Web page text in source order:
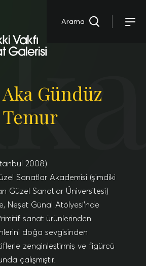
Arama
Aka Gündüz
Temur
2008)
Sanatlar Akademisi (şimdiki
Güzel Sanatlar Üniversitesi)
Neşet Günal Atölyesi’nde
sanat ürünlerinden
doğa sevgisinden
zenginleştirmiş ve figürcü
çalışmıştır.